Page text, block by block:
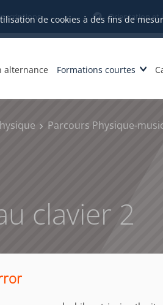
de cookies à des fins de
Orientation et
alternance Formations courtes
Parcours Physique-
clavier 2